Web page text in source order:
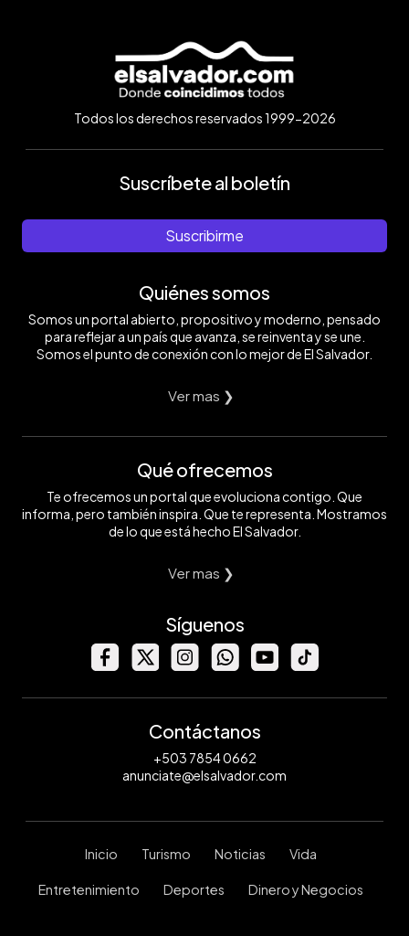
Todos los derechos reservados 1999-2026
Suscríbete al boletín
Suscribirme
Quiénes somos
Somos un portal abierto, propositivo y moderno, pensado
para reflejar a un país que avanza, se reinventa y se une.
Somos el punto de conexión con lo mejor de El Salvador.
Ver mas ❯
Qué ofrecemos
Te ofrecemos un portal que evoluciona contigo. Que
informa, pero también inspira. Que te representa. Mostramos
de lo que está hecho El Salvador.
Ver mas ❯
Síguenos
Contáctanos
+503 7854 0662
anunciate@elsalvador.com
Inicio Turismo Noticias Vida
Entretenimiento Deportes Dinero y Negocios